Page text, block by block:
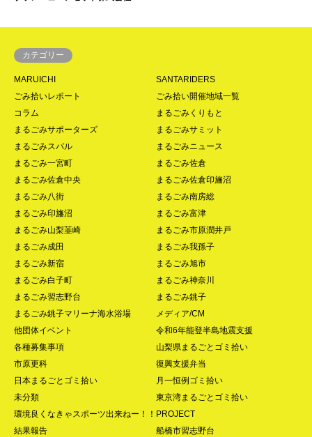
カテゴリー
MARUICHI
SANTARIDERS
ごみ拾いレポート
ごみ拾い開催地域一覧
コラム
まるごみくりもと
まるごみサポーターズ
まるごみサミット
まるごみスバル
まるごみニュース
まるごみ一宮町
まるごみ佐倉
まるごみ佐倉中央
まるごみ佐倉印旛沼
まるごみ八街
まるごみ南房総
まるごみ印旛沼
まるごみ富津
まるごみ山梨韮崎
まるごみ市原潤井戸
まるごみ成田
まるごみ我孫子
まるごみ新宿
まるごみ旭市
まるごみ白子町
まるごみ神奈川
まるごみ習志野台
まるごみ銚子
まるごみ銚子マリーナ海水浴場
メディア/CM
他団体イベント
令和6年能登半島地震支援
各種募集事項
山梨県まるごとゴミ拾い
市原更科
復興支援弁当
日本まるごとゴミ拾い
月一恒例ゴミ拾い
未分類
東京湾まるごとゴミ拾い
環境良くなきゃスポーツ出来ねー！！PROJECT
結果報告
船橋市習志野台